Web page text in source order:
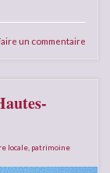
un commentaire
locale patrimoine